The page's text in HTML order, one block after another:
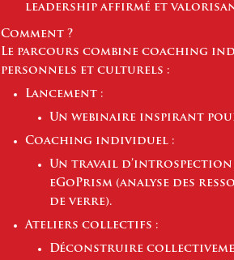
leadership affirmé et
Comment ?
Le parcours combine coaching
personnels et culturels :
Lancement :
Un webinaire inspirant
Coaching individuel :
Un travail
eGoPrism (analyse des
de verre).
Ateliers collectifs :
Déconstruire